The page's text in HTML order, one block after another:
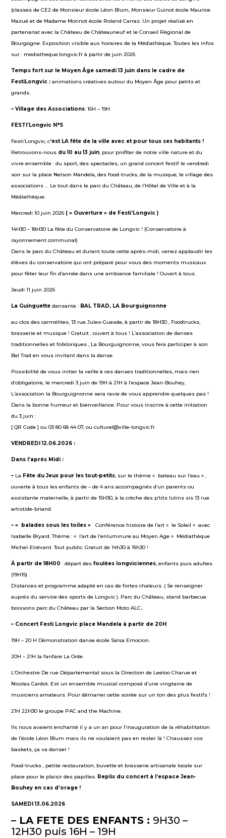
(classes de CE2 de Monsieur école Léon Blum, Monsieur Guinot école Maurice
Mazué et de Madame Monnot école Roland Carraz. Un projet réalisé en
partenariat avec la Château de Châteauneuf et le Conseil Régional de
Bourgogne. Exposition visible aux horaires de la Médiathèque. Toutes les infos
sur : mediatheque.longvic.fr à partir de juin 2026
Tempsfortsur le Moyen Âge samedi 13 juin dans le cadre de
FestiLongvic : animations créatives autour du Moyen Âge pour petits et
grands.
– Village des Associations: 16H – 19H
FESTI’Longvic N°5
Festi’Longvic, c‘est LA fête de la ville avec et pour tous ses habitants !
Retrouvons-nous du10 au13 juin, pour profiter de notre ville nature et du
vivre ensemble : du sport, des spectacles, un grand concert festif le vendredi
soir sur la place Nelson Mandela, des food-trucks, de la musique, le village des
associations … Le tout dans le parc du Château, de l’Hôtel de Ville et à la
Médiathèque.
Mercredi 10 juin 2026 (« Ouverture » de Festi’Longvic)
14H30 – 18H30 La fête du Conservatoire de Longvic ! (Conservatoire à
rayonnement communal)
Dans le parc du Château et durant toute cette après-midi, venez applaudir les
élèves du conservatoire qui ont préparé pour vous des moments musicaux
pour fêter leur fin d’année dans une ambiance familiale ! Ouvert à tous.
Jeudi 11 juin 2026
La Guinguette dansante : BAL TRAD, LA Bourguignonne
au clos des carmélites, 13 rue Jules-Guesde, à partir de 18H30 , Foodtrucks,
brasserie et musique ! Gratuit , ouvert à tous ! L’association de danses
traditionnelles et folkloriques , La Bourguignonne, vous fera participer à son
Bal Trad en vous invitant dans la danse.
Possibilité de vous initier la veille à ces danses traditionnelles, mais rien
d’obligatoire, le mercredi 3 juin de 19H à 21H à l’espace Jean-Bouhey,
L’association la Bourguignonne sera ravie de vous apprendre quelques pas !
Dans la bonne humeur et bienveillance. Pour vous inscrire à cette initiation
du 3 juin :
[ QR Code ] ou 03 80 68 44 07, ou culturel@ville-longvic.fr
VENDREDI 12.06.2026 :
Dans l’après Midi :
– La Fête du Jeux pour les tout-petits, sur le thème « bateau sur l’eau » ,
ouverte à tous les enfants de – de 4 ans accompagnés d’un parents ou
assistante maternelle, à partir de 15H30, à la crèche des p’tits lutins sis 13 rue
artistide-briand.
– « balades sous les toiles »
Conférence histoire de l’art « le Soleil » avec
Isabelle Bryard. Thème : « l’art de l’enluminure au Moyen Age » Médiathèque
Michel-Etiévant. Tout public. Gratuit de 14h30 à 16h30 !
À partir de18H00 : départ desfoulées longviciennes, enfants puis adultes
(19H15) .
Distances et programme adapté en cas de fortes chaleurs. ( Se renseigner
auprès du service des sports de Longvic ). Parc du Château, stand barbecue
boissons parc du Château par la Section Moto ALC.
– Concert Festi Longvic place Mandela à partir de 20H
19H – 20 H Démonstration danse école Salsa Emocion.
20H – 21H la fanfare La Orde.
L’Orchestre De rue Départemental sous la Direction de Leeloo Charue et
Nicolas Cardot. Est un ensemble musical composé d’une vingtaine de
musiciens amateurs. Pour démarrer cette soirée sur un ton des plus festifs !
21H 22H30 le groupe PAC and the Machine.
Ils nous avaient enchanté il y a un an pour l’inauguration de la réhabilitation
de l’école Léon Blum mais ils ne voulaient pas en rester là ! Chaussez vos
baskets, ça va danser !
Food-trucks , petite restauration, buvette et brasserie artisanale locale sur
place pour le plaisir des papilles. Replis du concert à l’espace Jean-
Bouhey en cas d’orage !
SAMEDI 13.06.2026
– LA FETE DES ENFANTS : 9H30 –
12H30 puis 16H – 19H